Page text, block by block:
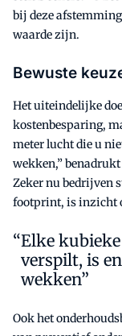
bij deze
waarde zijn.
Bewuste
Het uiteindelijke
kostenbesparing,
meter lucht die u
wekken,”
Zeker nu bedrijven
footprint, is inzicht
Elke
verspilt, is
wekken”
Ook het